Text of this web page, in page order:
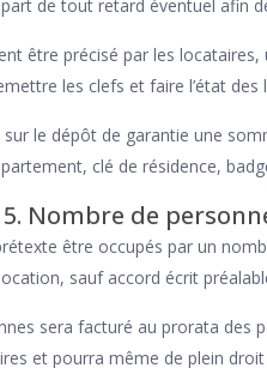
part de tout retard éventuel afin
être précisé par les
les clefs et faire l’état des
le dépôt de garantie une
clé de résidence,
5. Nombre de
être occupés par un
sauf accord écrit
sera facturé au prorata des
et pourra même de plein droit